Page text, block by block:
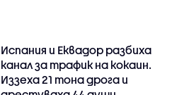
Испания и Еквадор разбиха
канал за трафик на кокаин.
Иззеха 21 тона дрога и